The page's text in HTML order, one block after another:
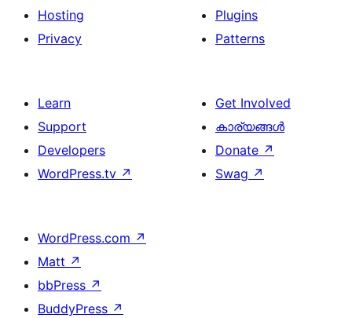
Hosting
Privacy
Plugins
Patterns
Learn
Support
Developers
WordPress.tv ↗
Get Involved
കാര്യങ്ങള്‍
Donate ↗
Swag ↗
WordPress.com ↗
Matt ↗
bbPress ↗
BuddyPress ↗